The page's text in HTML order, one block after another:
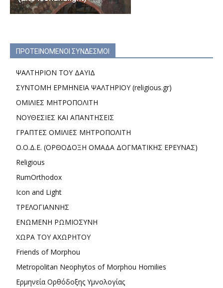
ΠΡΟΤΕΙΝΟΜΕΝΟΙ ΣΥΝΔΕΣΜΟΙ
ΨΑΛΤΗΡΙΟΝ ΤΟΥ ΔΑΥΙΔ
ΣΥΝΤΟΜΗ ΕΡΜΗΝΕΙΑ ΨΑΛΤΗΡΙΟΥ (religious.gr)
ΟΜΙΛΙΕΣ ΜΗΤΡΟΠΟΛΙΤΗ
ΝΟΥΘΕΣΙΕΣ ΚΑΙ ΑΠΑΝΤΗΣΕΙΣ
ΓΡΑΠΤΕΣ ΟΜΙΛΙΕΣ ΜΗΤΡΟΠΟΛΙΤΗ
Ο.Ο.Δ.Ε. (ΟΡΘΟΔΟΞΗ ΟΜΑΔΑ ΔΟΓΜΑΤΙΚΗΣ ΕΡΕΥΝΑΣ)
Religious
RumOrthodox
Icon and Light
ΤΡΕΛΟΓΙΑΝΝΗΣ
ΕΝΩΜΕΝΗ ΡΩΜΙΟΣΥΝΗ
ΧΩΡΑ ΤΟΥ ΑΧΩΡΗΤΟΥ
Friends of Morphou
Metropolitan Neophytos of Morphou Homilies
Ερμηνεία Ορθόδοξης Υμνολογίας